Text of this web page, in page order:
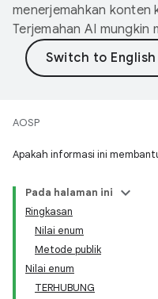
menerjemahkan konten
Terjemahan AI mungkin
AOSP
Apakah informasi ini
Pada halaman ini
Ringkasan
Nilai enum
Metode publik
Nilai enum
TERHUBUNG